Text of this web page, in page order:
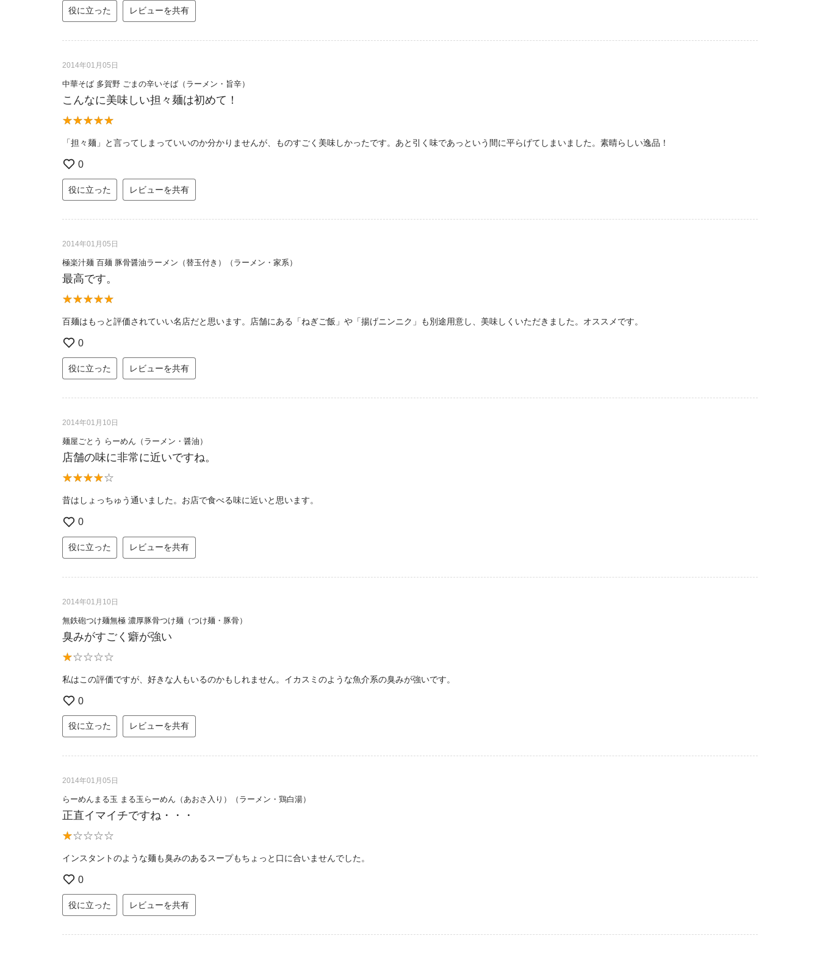
役に立った レビューを共有
2014年01月05日
中華そば 多賀野 ごまの辛いそば（ラーメン・旨辛）
こんなに美味しい担々麺は初めて！
「担々麺」と言ってしまっていいのか分かりませんが、ものすごく美味しかったです。あと引く味であっという間に平らげてしまいました。素晴らしい逸品！
0
役に立った レビューを共有
2014年01月05日
極楽汁麺 百麺 豚骨醤油ラーメン（替玉付き）（ラーメン・家系）
最高です。
百麺はもっと評価されていい名店だと思います。店舗にある「ねぎご飯」や「揚げニンニク」も別途用意し、美味しくいただきました。オススメです。
0
役に立った レビューを共有
2014年01月10日
麺屋ごとう らーめん（ラーメン・醤油）
店舗の味に非常に近いですね。
昔はしょっちゅう通いました。お店で食べる味に近いと思います。
0
役に立った レビューを共有
2014年01月10日
無鉄砲つけ麺無極 濃厚豚骨つけ麺（つけ麺・豚骨）
臭みがすごく癖が強い
私はこの評価ですが、好きな人もいるのかもしれません。イカスミのような魚介系の臭みが強いです。
0
役に立った レビューを共有
2014年01月05日
らーめんまる玉 まる玉らーめん（あおさ入り）（ラーメン・鶏白湯）
正直イマイチですね・・・
インスタントのような麺も臭みのあるスープもちょっと口に合いませんでした。
0
役に立った レビューを共有